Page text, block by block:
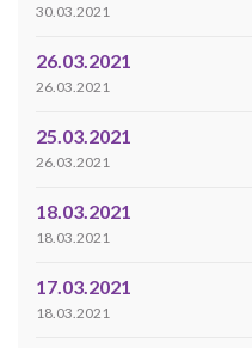
30.03.2021
26.03.2021
26.03.2021
25.03.2021
26.03.2021
18.03.2021
18.03.2021
17.03.2021
18.03.2021